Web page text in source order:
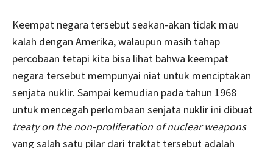
Keempat negara tersebut seakan-akan tidak mau
kalah dengan Amerika, walaupun masih tahap
percobaan tetapi kita bisa lihat bahwa keempat
negara tersebut mempunyai niat untuk menciptakan
senjata nuklir. Sampai kemudian pada tahun 1968
untuk mencegah perlombaan senjata nuklir ini dibuat
treaty on the non-proliferation of nuclear weapons
yang salah satu pilar dari traktat tersebut adalah